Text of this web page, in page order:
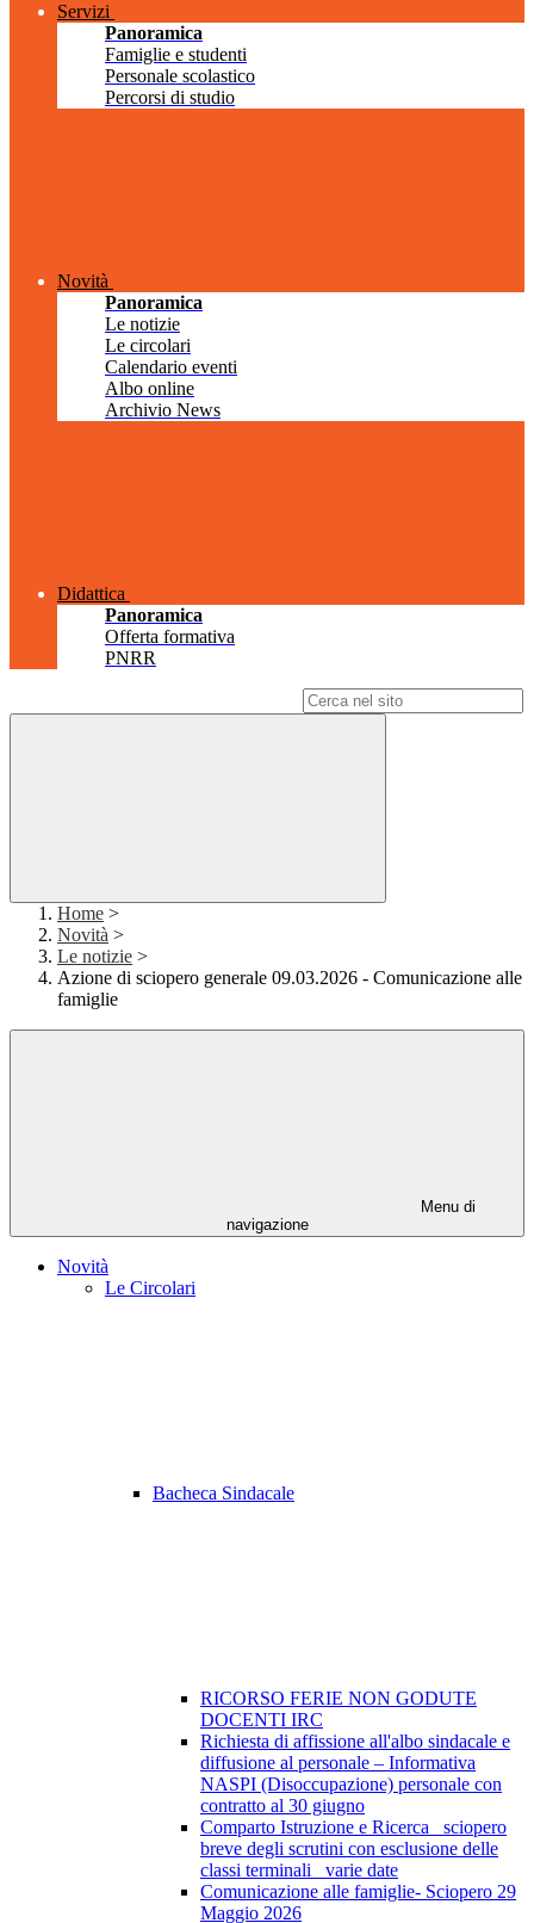
Servizi
Panoramica
Famiglie e studenti
Personale scolastico
Percorsi di studio
Novità
Panoramica
Le notizie
Le circolari
Calendario eventi
Albo online
Archivio News
Didattica
Panoramica
Offerta formativa
PNRR
Home >
Novità >
Le notizie >
Azione di sciopero generale 09.03.2026 - Comunicazione alle
famiglie
Menu di
navigazione
Novità
Le Circolari
Bacheca Sindacale
RICORSO FERIE NON GODUTE
DOCENTI IRC
Richiesta di affissione all'albo sindacale e
diffusione al personale – Informativa
NASPI (Disoccupazione) personale con
contratto al 30 giugno
Comparto Istruzione e Ricerca_ sciopero
breve degli scrutini con esclusione delle
classi terminali_ varie date
Comunicazione alle famiglie- Sciopero 29
Maggio 2026